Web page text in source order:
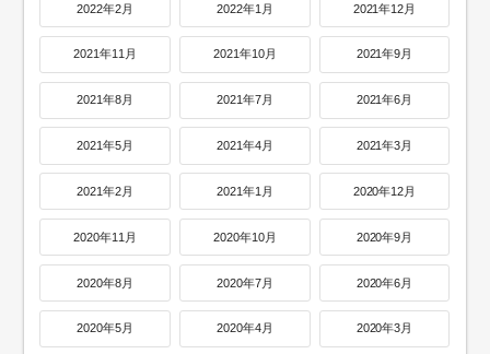
2022年2月 2022年1月 2021年12月
2021年11月 2021年10月 2021年9月
2021年8月 2021年7月 2021年6月
2021年5月 2021年4月 2021年3月
2021年2月 2021年1月 2020年12月
2020年11月 2020年10月 2020年9月
2020年8月 2020年7月 2020年6月
2020年5月 2020年4月 2020年3月